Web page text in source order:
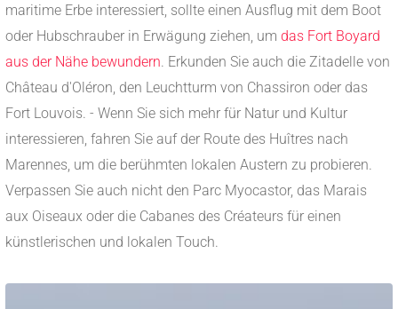
maritime Erbe interessiert, sollte einen Ausflug mit dem Boot
oder Hubschrauber in Erwägung ziehen, um das Fort Boyard
aus der Nähe bewundern . Erkunden Sie auch die Zitadelle von
Château d'Oléron, den Leuchtturm von Chassiron oder das
Fort Louvois. - Wenn Sie sich mehr für Natur und Kultur
interessieren, fahren Sie auf der Route des Huîtres nach
Marennes, um die berühmten lokalen Austern zu probieren.
Verpassen Sie auch nicht den Parc Myocastor, das Marais
aux Oiseaux oder die Cabanes des Créateurs für einen
künstlerischen und lokalen Touch.